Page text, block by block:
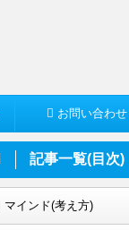
お問い合わせ
記事一覧(目次)
マインド(考え方)